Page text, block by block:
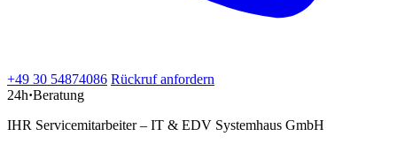
+49 30 54874086 Rückruf anfordern
24h·Beratung
IHR Servicemitarbeiter – IT & EDV Systemhaus GmbH